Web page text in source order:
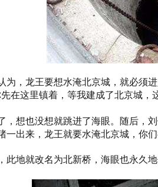
为，龙王要想水淹北京城，就必须
在这里镇着，等我建成了北京城
，想也没想就跳进了海眼。随后，
一出来，龙王就要水淹北京城，你
此地就改名为北新桥，海眼也永久地